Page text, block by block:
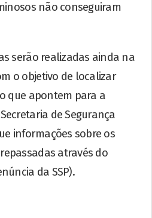
não conseguiram
serão realizadas ainda na
o objetivo de localizar
que apontem para a
de Segurança
informações sobre os
através do
da SSP).